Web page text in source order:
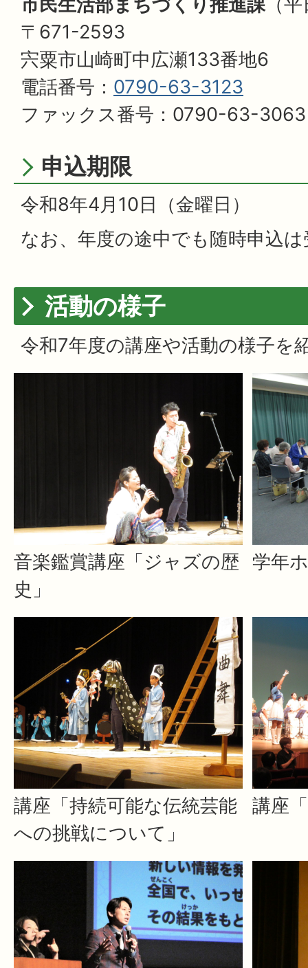
市民生活部まちづくり推進課（平
〒671-2593
宍粟市山崎町中広瀬133番地6
電話番号： 0790-63-3123
ファックス番号：0790-63-3063
申込期限
令和8年4月10日（金曜日）
なお、年度の途中でも随時申込
活動の様子
令和7年度の講座や活動の様子を
音楽鑑賞講座「ジャズの歴
史」
学年
講座「持続可能な伝統芸能
への挑戦について」
講座